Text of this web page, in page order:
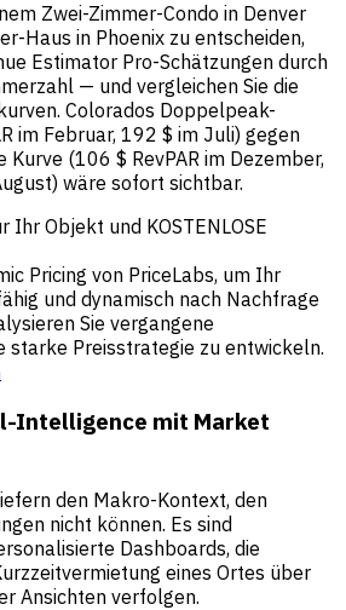
Zwei-Zimmer-Condo in Denver
Haus in Phoenix zu entscheiden,
Estimator Pro-Schätzungen durch
— und vergleichen Sie die
Colorados Doppelpeak-
im Februar, 192 $ im Juli) gegen
(106 $ RevPAR im Dezember,
wäre sofort sichtbar.
Ihr Objekt und KOSTENLOSE
Pricing von PriceLabs, um Ihr
und dynamisch nach Nachfrage
Sie vergangene
starke Preisstrategie zu entwickeln.
Intelligence mit Market
den Makro-Kontext, den
nicht können. Es sind
Dashboards, die
eines Ortes über
Ansichten verfolgen.